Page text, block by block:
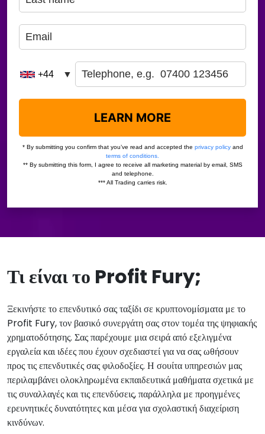
Τι είναι το Profit Fury;
Ξεκινήστε το επενδυτικό σας ταξίδι σε κρυπτονομίσματα με το
Profit Fury, τον βασικό συνεργάτη σας στον τομέα της ψηφιακής
χρηματοδότησης. Σας παρέχουμε μια σειρά από εξελιγμένα
εργαλεία και ιδέες που έχουν σχεδιαστεί για να σας ωθήσουν
προς τις επενδυτικές σας φιλοδοξίες. Η σουίτα υπηρεσιών μας
περιλαμβάνει ολοκληρωμένα εκπαιδευτικά μαθήματα σχετικά με
τις συναλλαγές και τις επενδύσεις, παράλληλα με προηγμένες
ερευνητικές δυνατότητες και μέσα για σχολαστική διαχείριση
κινδύνων.